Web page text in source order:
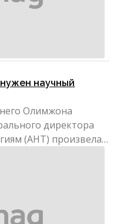
научный
Олимжона
директора
(АНТ) произвела